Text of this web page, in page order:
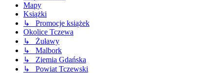
Mapy
Książki
↳ Promocje książek
Okolice Tczewa
↳ Żuławy
↳ Malbork
↳ Ziemia Gdańska
↳ Powiat Tczewski